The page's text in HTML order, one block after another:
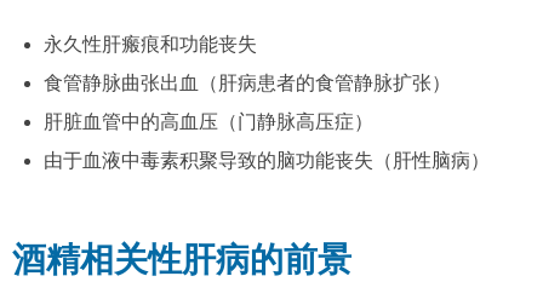
永久性肝瘢痕和功能丧失
食管静脉曲张出血（肝病患者的食管静脉扩张）
肝脏血管中的高血压（门静脉高压症）
由于血液中毒素积聚导致的脑功能丧失（肝性脑病）
酒精相关性肝病的前景